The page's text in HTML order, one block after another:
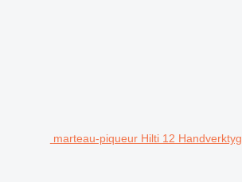
marteau-piqueur Hilti 12 Handverktyg